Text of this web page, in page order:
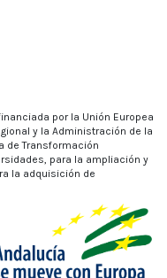
por la Unión Europea
y la Administración de la
de Transformación
para la ampliación y
la adquisición de